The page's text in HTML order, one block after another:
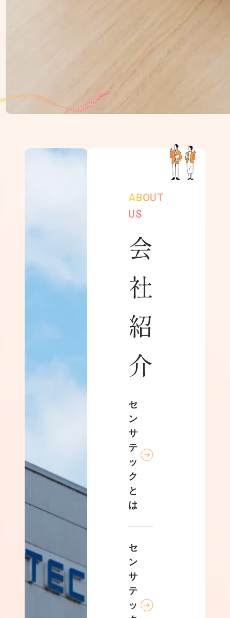
ABOUT
US
会
社
紹
介
セ
ン
サ
テ
ッ
ク
と
は
セ
ン
サ
テ
ッ